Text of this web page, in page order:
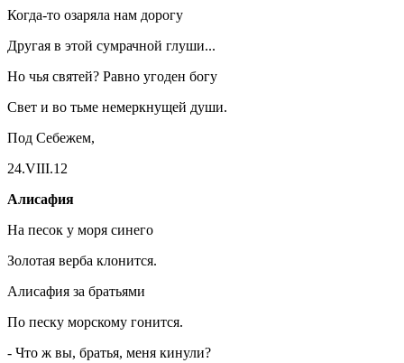
Когда-то озаряла нам дорогу
Другая в этой сумрачной глуши...
Но чья святей? Равно угоден богу
Свет и во тьме немеркнущей души.
Под Себежем,
24.VIII.12
Алисафия
На песок у моря синего
Золотая верба клонится.
Алисафия за братьями
По песку морскому гонится.
- Что ж вы, братья, меня кинули?